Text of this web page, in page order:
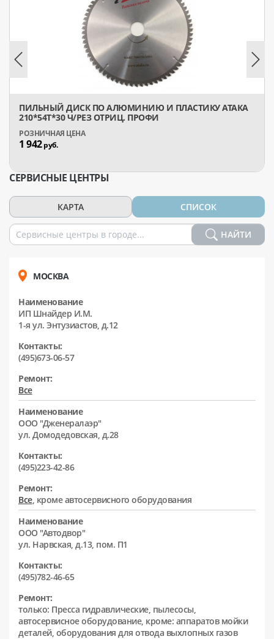
ПИЛЬНЫЙ ДИСК ПО АЛЮМИНИЮ И ПЛАСТИКУ АТАКА
210*54T*30 Ч/РЕЗ ОТРИЦ. ПРОФИ
1 942руб.
СЕРВИСНЫЕ ЦЕНТРЫ
КАРТА СПИСОК
НАЙТИ
МОСКВА
Наименование
ИП Шнайдер И.М.
1-я ул. Энтузиастов, д.12
Контакты:
(495)673-06-57
Ремонт:
Все
Наименование
ООО "Дженералаэр"
ул. Домодедовская, д.28
Контакты:
(495)223-42-86
Ремонт:
Все, кроме автосервисного оборудования
Наименование
ООО "Автодвор"
ул. Нарвская, д.13, пом. П1
Контакты:
(495)782-46-65
Ремонт:
только: Пресса гидравлические, пылесосы,
автосервисное оборудование, кроме: аппаратов мойки
деталей, оборудования для отвода выхлопных газов